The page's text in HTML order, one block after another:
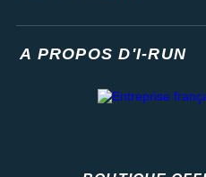
A PROPOS D'I-RUN